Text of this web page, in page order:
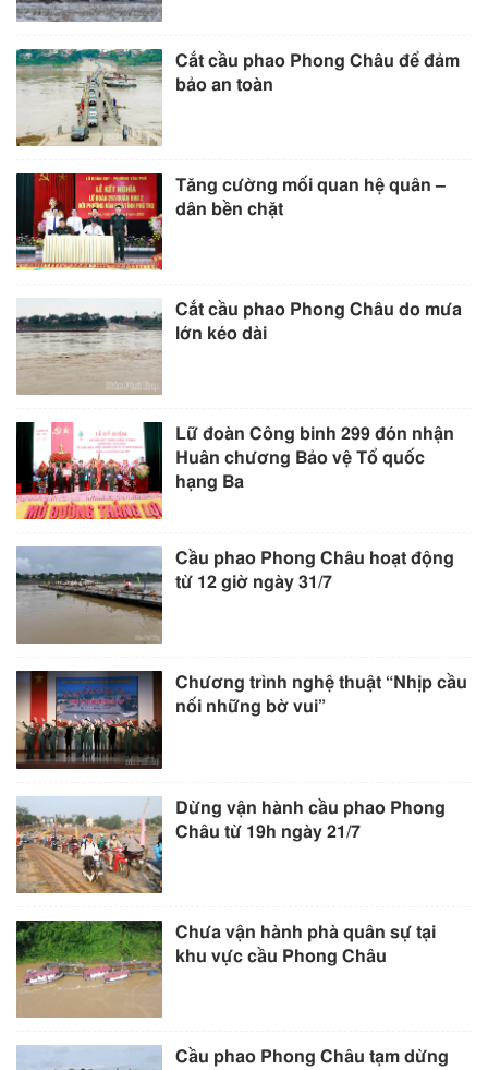
Cắt cầu phao Phong Châu để đảm
bảo an toàn
Tăng cường mối quan hệ quân –
dân bền chặt
Cắt cầu phao Phong Châu do mưa
lớn kéo dài
Lữ đoàn Công binh 299 đón nhận
Huân chương Bảo vệ Tổ quốc
hạng Ba
Cầu phao Phong Châu hoạt động
từ 12 giờ ngày 31/7
Chương trình nghệ thuật “Nhịp cầu
nối những bờ vui”
Dừng vận hành cầu phao Phong
Châu từ 19h ngày 21/7
Chưa vận hành phà quân sự tại
khu vực cầu Phong Châu
Cầu phao Phong Châu tạm dừng